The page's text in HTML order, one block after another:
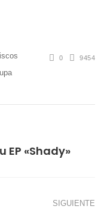
0 9454
EP «Shady»
SIGUIENTE